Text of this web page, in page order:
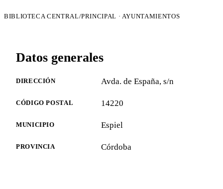
BIBLIOTECA CENTRAL/PRINCIPAL · AYUNTAMIENTOS
Datos generales
DIRECCIÓN Avda. de España, s/n
CÓDIGO POSTAL 14220
MUNICIPIO Espiel
PROVINCIA Córdoba